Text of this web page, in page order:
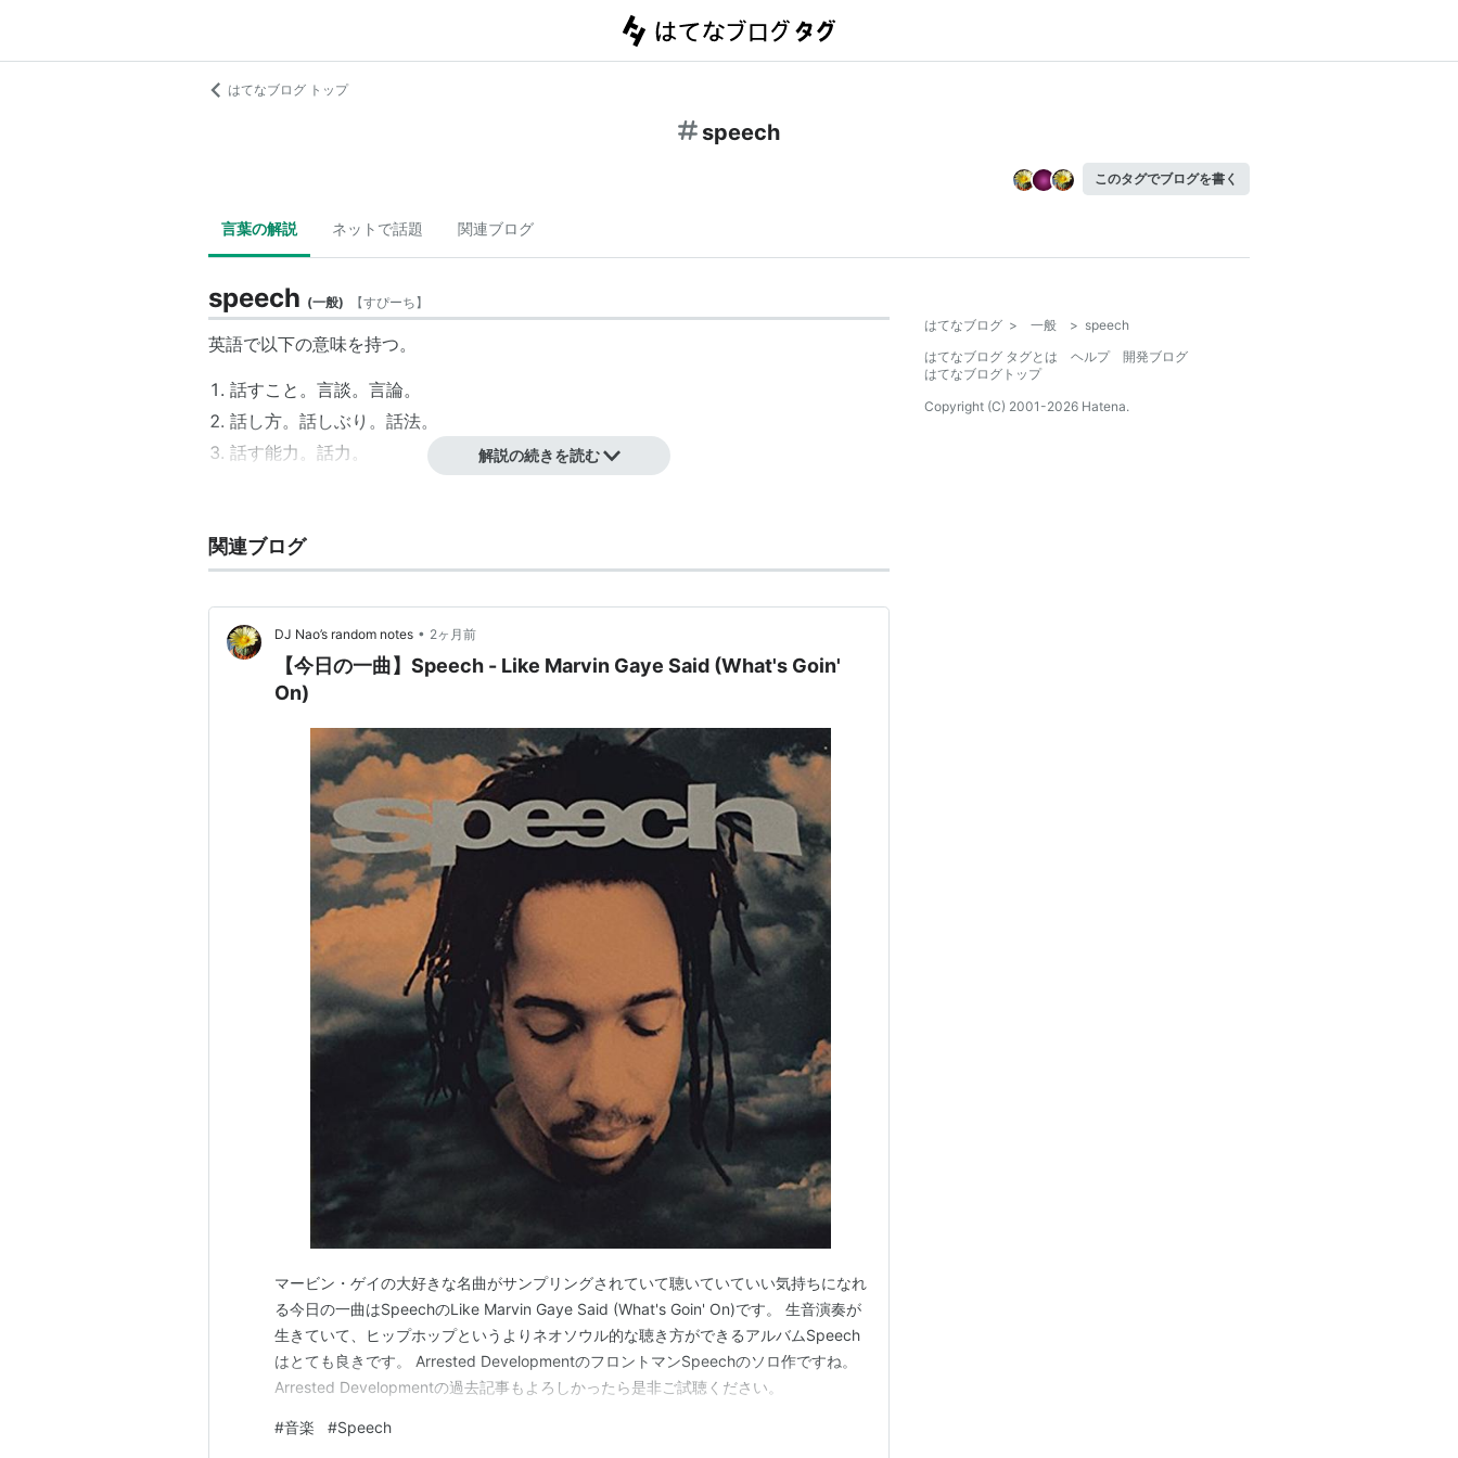
はてなブログ トップ
speech
このタグでブログを書く
言葉の解説 ネットで話題 関連ブログ
speech (一般) 【すぴーち】
英語で以下の意味を持つ。
話すこと。 言談。 言論。
話し方。話しぶり。 話法。
話す能力。 話力 。
関連
speak，speaker
解説の続きを読む
関連ブログ
DJ Nao’s random notes • 2ヶ月前
【今日の一曲】Speech - Like Marvin Gaye Said (What's Goin'
On)
マービン・ゲイの大好きな名曲がサンプリングされていて聴いていていい気持ちになれ
る今日の一曲はSpeechのLike Marvin Gaye Said (What's Goin' On)です。 生音演奏が
生きていて、ヒップホップというよりネオソウル的な聴き方ができるアルバムSpeech
はとても良きです。 Arrested DevelopmentのフロントマンSpeechのソロ作ですね。
Arrested Developmentの過去記事もよろしかったら是非ご試聴ください。
#音楽 #Speech
はてなブログ > 一般 > speech
はてなブログ タグとは
ヘルプ
開発ブログ
はてなブログトップ
Copyright (C) 2001-2026 Hatena.